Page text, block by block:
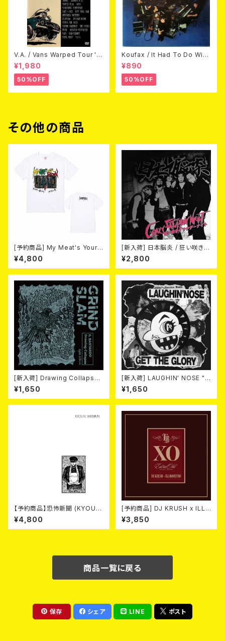
V.A. / Vans Warped Tour '0
3 (DVD)
¥1,980
50%OFF
Koufax / It Had To Do With
Love (CD)
¥890
50%OFF
その他の商品
[予約商品] My Meat's Your
Poison -あんたにゃ毒でもオイ
ラにゃ薬- (WHITE) 熊本地震
復興支援T-shirt (XXL & XXX
予定！
¥4,800
[新入荷] 日本脳炎 / 狂い咲きサ
タデーナイト(CD)
¥2,800
[新入荷] Drawing Collaps
e//IL BASTARDO / GRIND S
LAM (CD)
¥1,650
[新入荷] LAUGHIN' NOSE "G
ET THE GLORY" (CD)
¥1,650
【予約商品】恐怖新聞 (KYOUF
U SHINBUN) / 死 (LP)【8月15
日発売】
¥4,800
[予約商品] DJ KRUSH x ILL-
BOSSTINO / XO (CD)(通常
盤) 2026年8月5日発売！
¥3,850
商品一覧に戻る
保存 シェア LINE ポスト